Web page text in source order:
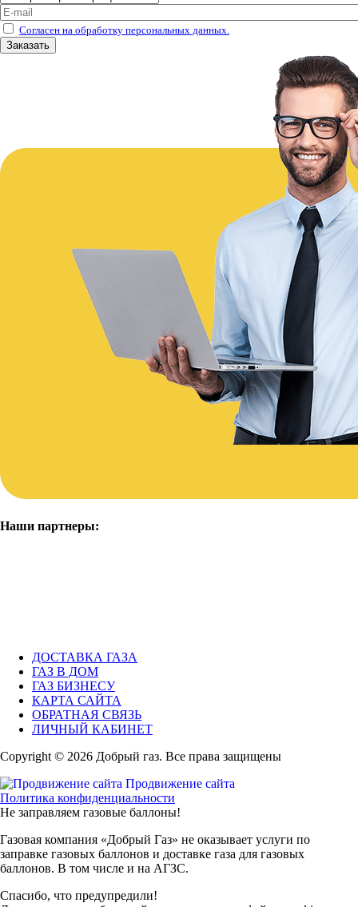
Согласен на обработку персональных данных.
Наши партнеры:
ДОСТАВКА ГАЗА
ГАЗ В ДОМ
ГАЗ БИЗНЕСУ
КАРТА САЙТА
ОБРАТНАЯ СВЯЗЬ
ЛИЧНЫЙ КАБИНЕТ
Copyright © 2026 Добрый газ. Все права защищены
Продвижение сайта
Политика конфиденциальности
Не заправляем газовые баллоны!
Газовая компания «Добрый Газ» не оказывает услуги по
заправке газовых баллонов и доставке газа для газовых
баллонов. В том числе и на АГЗС.
Спасибо, что предупредили!